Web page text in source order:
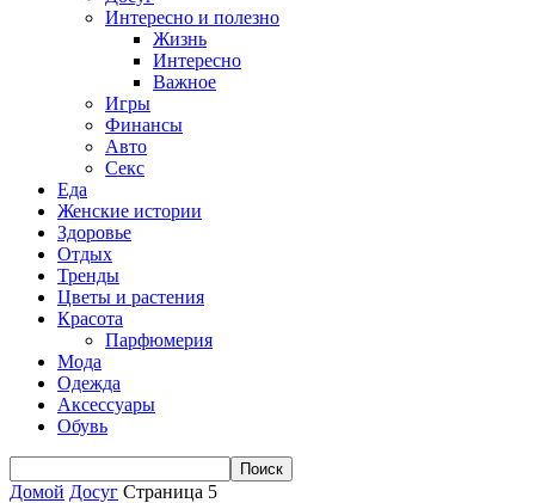
Интересно и полезно
Жизнь
Интересно
Важное
Игры
Финансы
Авто
Секс
Еда
Женские истории
Здоровье
Отдых
Тренды
Цветы и растения
Красота
Парфюмерия
Мода
Одежда
Аксессуары
Обувь
Домой Досуг Страница 5